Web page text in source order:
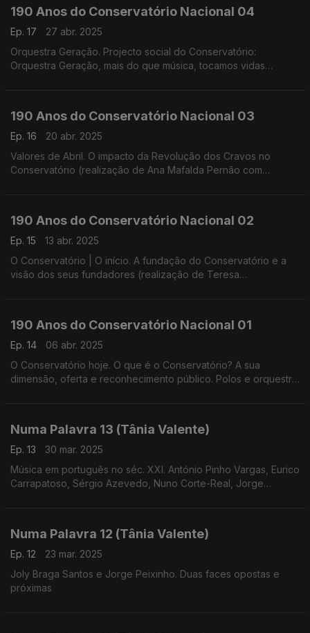
190 Anos do Conservatório Nacional 04
Ep. 17
27 abr. 2025
Orquestra Geração. Projecto social do Conservatório:
Orquestra Geração, mais do que música, tocamos vidas
190 Anos do Conservatório Nacional 03
Ep. 16
20 abr. 2025
Valores de Abril. O impacto da Revolução dos Cravos no
Conservatório (realização de Ana Mafalda Pernão com
190 Anos do Conservatório Nacional 02
Ep. 15
13 abr. 2025
O Conservatório | O início. A fundação do Conservatório e a
visão dos seus fundadores (realização de Teresa
190 Anos do Conservatório Nacional 01
Ep. 14
06 abr. 2025
O Conservatório hoje. O que é o Conservatório? A sua
dimensão, oferta e reconhecimento público. Polos e orquestra
Numa Palavra 13 (Tânia Valente)
Ep. 13
30 mar. 2025
Música em português no séc. XXI. António Pinho Vargas, Eurico
Carrapatoso, Sérgio Azevedo, Nuno Corte-Real, Jorge
Numa Palavra 12 (Tânia Valente)
Ep. 12
23 mar. 2025
Joly Braga Santos e Jorge Peixinho. Duas faces opostas e
próximas